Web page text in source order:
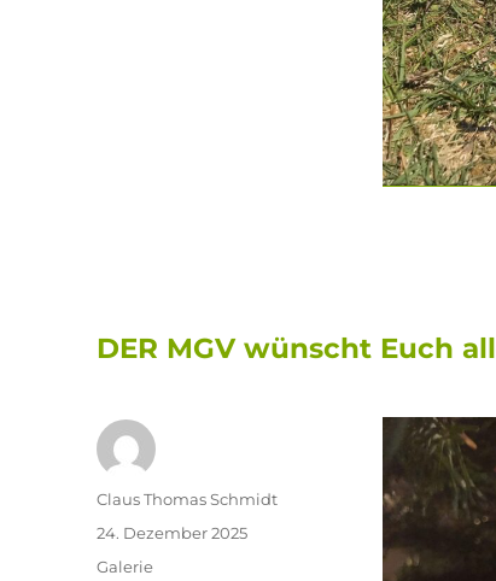
DER MGV wünscht Euch
Autor
Claus Thomas Schmidt
Veröffentlicht
am
24. Dezember 2025
Format
Galerie